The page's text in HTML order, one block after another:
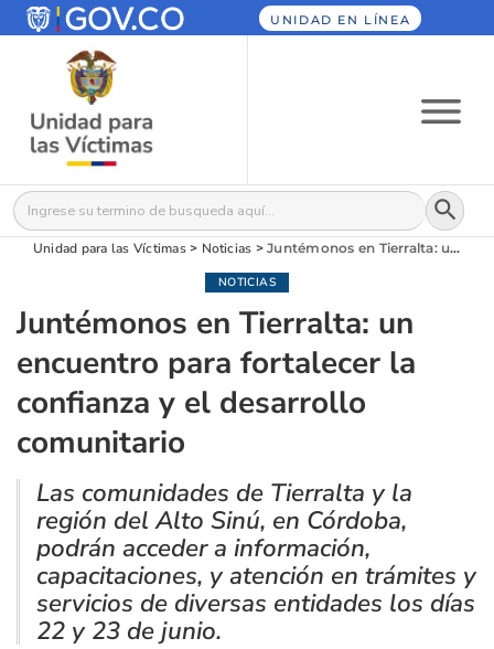
UNIDAD EN LÍNEA
Buscar: Botón
Unidad para las Víctimas> Noticias >Juntémonos en Tierralta: un encuentro para fortalecer la confianza y el desarrollo comunitario
NOTICIAS
Juntémonos en Tierralta: un
encuentro para fortalecer la
confianza y el desarrollo
comunitario
Las comunidades de Tierralta y la
región del Alto Sinú, en Córdoba,
podrán acceder a información,
capacitaciones, y atención en trámites y
servicios de diversas entidades los días
22 y 23 de junio.